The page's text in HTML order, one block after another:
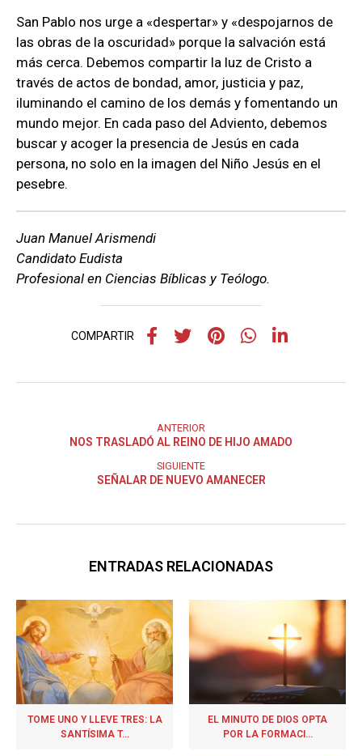
San Pablo nos urge a «despertar» y «despojarnos de
las obras de la oscuridad» porque la salvación está
más cerca. Debemos compartir la luz de Cristo a
través de actos de bondad, amor, justicia y paz,
iluminando el camino de los demás y fomentando un
mundo mejor. En cada paso del Adviento, debemos
buscar y acoger la presencia de Jesús en cada
persona, no solo en la imagen del Niño Jesús en el
pesebre.
Juan Manuel Arismendi
Candidato Eudista
Profesional en Ciencias Bíblicas y Teólogo.
COMPARTIR
ANTERIOR
NOS TRASLADÓ AL REINO DE HIJO AMADO
SIGUIENTE
SEÑALAR DE NUEVO AMANECER
ENTRADAS RELACIONADAS
TOME UNO Y LLEVE TRES: LA
SANTÍSIMA T...
EL MINUTO DE DIOS OPTA
POR LA FORMACI...